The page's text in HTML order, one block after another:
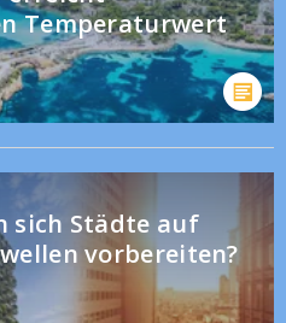
Temperaturwert
sich Städte auf
vorbereiten?